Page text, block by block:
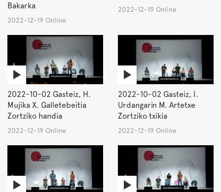
Bakarka
2022-12-19 Online
2022-12-19 Online
2022-10-02 Gasteiz, H.
Mujika X. Galletebeitia
Zortziko handia
2022-12-19 Online
2022-10-02 Gasteiz, I.
Urdangarin M. Artetxe
Zortziko txikia
2022-12-19 Online